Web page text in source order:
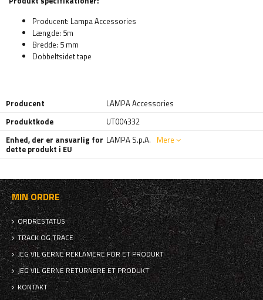
Producent: Lampa Accessories
Længde: 5m
Bredde: 5 mm
Dobbeltsidet tape
Producent
LAMPA Accessories
Produktkode
UT004332
Enhed, der er ansvarlig for
dette produkt i EU
LAMPA S.p.A. Mere
MIN ORDRE
ORDRESTATUS
TRACK OG TRACE
JEG VIL GERNE REKLAMERE FOR ET PRODUKT
JEG VIL GERNE RETURNERE ET PRODUKT
KONTAKT